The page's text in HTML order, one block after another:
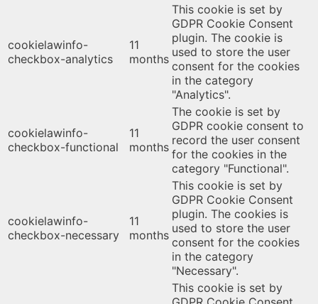
cookielawinfo-
checkbox-analytics
11
months
This cookie is set by
GDPR Cookie Consent
plugin. The cookie is
used to store the user
consent for the cookies
in the category
"Analytics".
cookielawinfo-
checkbox-functional
11
months
The cookie is set by
GDPR cookie consent to
record the user consent
for the cookies in the
category "Functional".
cookielawinfo-
checkbox-necessary
11
months
This cookie is set by
GDPR Cookie Consent
plugin. The cookies is
used to store the user
consent for the cookies
in the category
"Necessary".
This cookie is set by